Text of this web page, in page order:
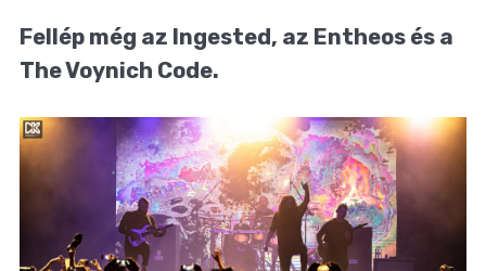
MÁSVILÁG
BLOG
Fellép még az Ingested, az Entheos és a
The Voynich Code.